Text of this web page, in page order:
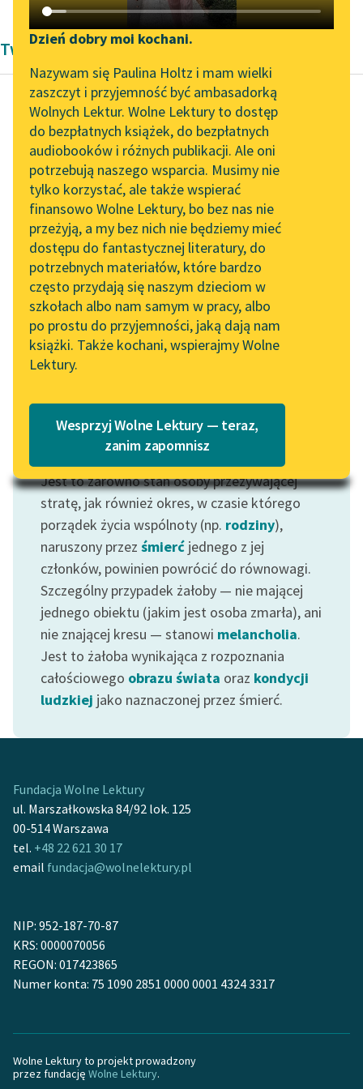
Katalog DAISY
Podkasty o książkach
Zgłoś brak utworu
Aktualności
„Prokurator Alicja Horn”
do słuchania
Byliśmy częścią AI Impact
Lab
Zapraszamy na spotkanie
online z tłumaczkami
literatury skandynawskiej
Spotkanie z Katarzyną
Tunkiel w Oslo
102. lata temu zmarł
Joseph Conrad
Lektury szkolne i klasyka
literatury do słuchania dla
uczennic i uczniów z
niepełnosprawnościami
E-kolekcja lektur
szkolnych i literatury do
słuchania dla uczennic i
uczniów z
niepełnosprawnościami
Feministyczne inspiracje.
Popularyzacja
skandynawskiej literatury
feministycznej
Ręce pełne poezji
twórców przechodzących
do domeny publicznej,
lektur szkolnych oraz
Starego Testamentu
Odkurzamy bohaterów
Lektur
Narzędzia
Mapa Wolnych Lektur
Leśmianator
Przewodnik dla piszących i
czytających
API
OAI-PMH
Widget Wolnych Lektur
Przypisy
Katalog w formacie PDF
O nas
O projekcie
Zespół
Dzień dobry moi kochani.
Nazywam się Paulina Holtz i mam wielki
zaszczyt i przyjemność być ambasadorką
Wolnych Lektur. Wolne Lektury to dostęp
do bezpłatnych książek, do bezpłatnych
audiobooków i różnych publikacji. Ale oni
potrzebują naszego wsparcia. Musimy nie
tylko korzystać, ale także wspierać
finansowo Wolne Lektury, bo bez nas nie
przeżyją, a my bez nich nie będziemy mieć
dostępu do fantastycznej literatury, do
potrzebnych materiałów, które bardzo
często przydają się naszym dzieciom w
szkołach albo nam samym w pracy, albo
po prostu do przyjemności, jaką dają nam
książki. Także kochani, wspierajmy Wolne
Lektury.
Wesprzyj Wolne Lektury — teraz,
zanim zapomnisz
Twórczość Marcela Prousta
Marcel Proust
W stronę Swanna
Słyszałem wiele razy w
roku, jak dziadek
opowiadał przy stole
anegdoty — zawsze te
same — o...
Czytaj więcej
Motyw: Żałoba
Jest to zarówno stan osoby przeżywającej
stratę, jak również okres, w czasie którego
porządek życia wspólnoty (np. rodziny),
naruszony przez śmierć jednego z jej
członków, powinien powrócić do równowagi.
Szczególny przypadek żałoby — nie mającej
jednego obiektu (jakim jest osoba zmarła), ani
nie znającej kresu — stanowi melancholia.
Jest to żałoba wynikająca z rozpoznania
całościowego obrazu świata oraz kondycji
ludzkiej jako naznaczonej przez śmierć.
Fundacja Wolne Lektury
ul. Marszałkowska 84/92 lok. 125
00-514 Warszawa
tel. +48 22 621 30 17
email fundacja@wolnelektury.pl
NIP: 952-187-70-87
KRS: 0000070056
REGON: 017423865
Numer konta: 75 1090 2851 0000 0001 4324 3317
Wolne Lektury to projekt prowadzony
przez fundację Wolne Lektury.